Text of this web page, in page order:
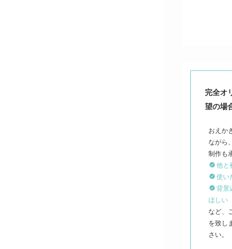
完全オ
望の場
おえか
ながら
他と
使い
背景
ほしい
など、
を致し
さい。